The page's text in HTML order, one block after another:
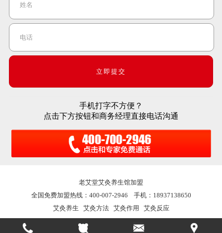
手机打字不方便？
点击下方按钮和商务经理直接电话沟通
老艾堂艾灸养生馆加盟
全国免费加盟热线：400-007-2946 手机：18937138650
艾灸养生
艾灸方法 艾灸作用 艾灸反应